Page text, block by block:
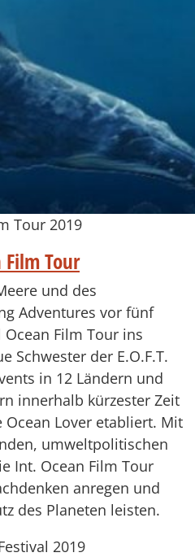
Tour 2019
Tour
und des
Adventures vor fünf
Film Tour ins
Schwester der E.O.F.T.
in 12 Ländern und
innerhalb kürzester Zeit
Lover etabliert. Mit
umweltpolitischen
Int. Ocean Film Tour
anregen und
des Planeten leisten.